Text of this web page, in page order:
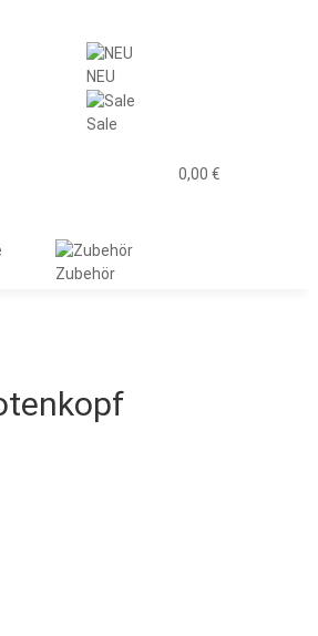
NEU
Sale
0,00 €
Zubehör